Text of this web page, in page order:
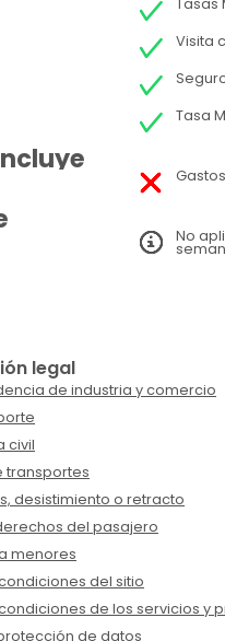
Tasas
Visita
Tasa
No
legal
de industria y comercio
civil
transportes
desistimiento o retracto
del pasajero
menores
del sitio
de los servicios y
de datos